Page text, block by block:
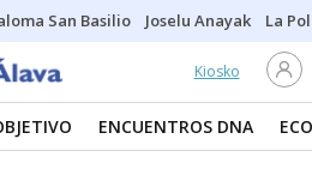
San Basilio Joselu Anayak La
Kiosko
ENCUENTROS DNA